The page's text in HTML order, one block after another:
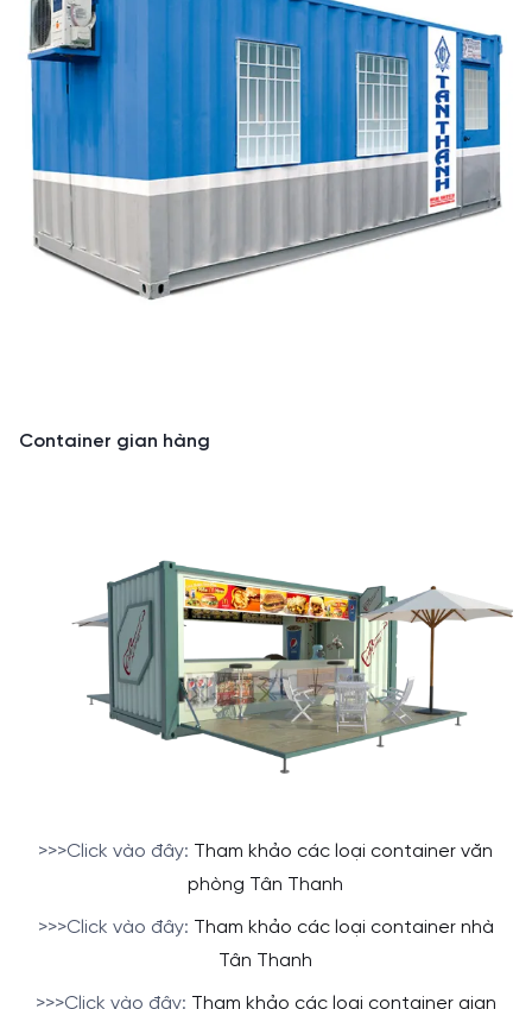
Container gian hàng
>>>Click vào đây: Tham khảo các loại container văn
phòng Tân Thanh
>>>Click vào đây: Tham khảo các loại container nhà
Tân Thanh
>>>Click vào đây: Tham khảo các loại container gian